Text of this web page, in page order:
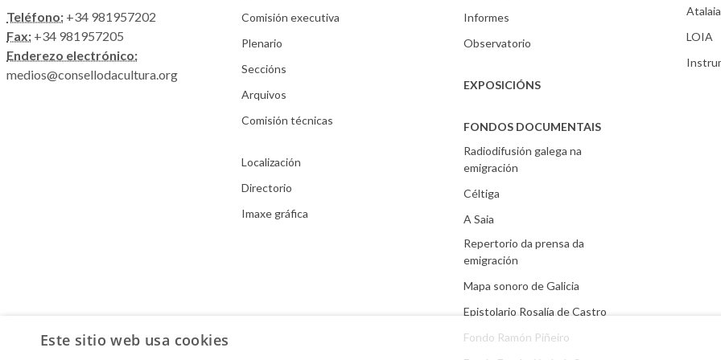
Teléfono: +34 981957202
Fax: +34 981957205
Enderezo electrónico:
medios@consellodacultura.org
Comisión executiva
Plenario
Seccións
Arquivos
Comisión técnicas
Localización
Directorio
Imaxe gráfica
Informes
Observatorio
EXPOSICIÓNS
FONDOS DOCUMENTAIS
Radiodifusión galega na
emigración
Céltiga
A Saia
Repertorio da prensa da
emigración
Mapa sonoro de Galicia
Epistolario Rosalía de Castro
Fondo Ramón Piñeiro
Atalaia
LOIA
Este sitio web usa cookies